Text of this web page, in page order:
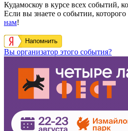
Кудамоскоу в курсе всех событий,
Если вы знаете о событии, которого
нам!
Напомнить
Вы организатор этого события?